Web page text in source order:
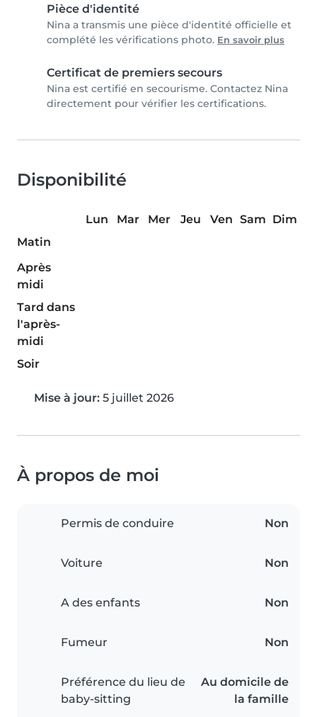
Pièce d'identité
Nina a transmis une pièce d'identité officielle et
complété les vérifications photo. En savoir plus
Certificat de premiers secours
Nina est certifié en secourisme. Contactez Nina
directement pour vérifier les certifications.
Disponibilité
Lun Mar Mer Jeu Ven Sam Dim
Matin
Après
midi
Tard dans
l'après-
midi
Soir
Mise à jour: 5 juillet 2026
À propos de moi
Permis de conduire Non
Voiture Non
A des enfants Non
Fumeur Non
Préférence du lieu de
baby-sitting
Au domicile de
la famille